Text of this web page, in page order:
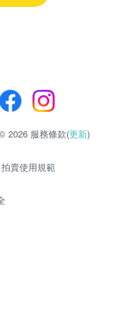
2026 服務條款(更新)
拍賣使用規範